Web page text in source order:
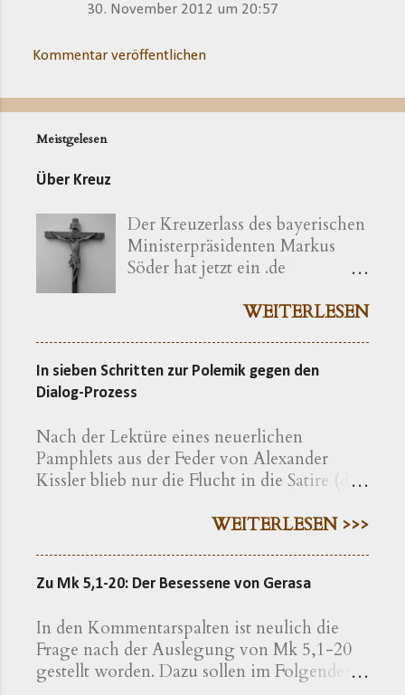
30. November 2012 um 20:57
Kommentar veröffentlichen
Meistgelesen
Über Kreuz
Der Kreuzerlass des bayerischen
Ministerpräsidenten Markus
Söder hat jetzt ein .de
Der Vorgang gibt sich im
erkennen. Die »Ökumenische
Erklärung katholischer und
Hochschullehrer der Theologie
zum bayerischen Kreuzerlass am
1.6.2018« wird nachfolgend
»aus Bayern stammenden oder
in Bayern lehrenden
christlichen Theologen« – so
werden die Erstunterzeichner
vorgestellt. Dass Bayern noch
auf eine Weise der Tradition
verbunden ist, wie es andere
Landstriche nicht mehr kennen,
WEITERLESEN
In sieben Schritten zur Polemik gegen den
Dialog-Prozess
Nach der Lektüre eines neuerlichen
Pamphlets aus der Feder von Alexander
Kissler blieb nur die Flucht in die Satire (die
beachten). Der folgende fiktive Text ist ein
Anweisungen finden, nach denen die
1. Lassen Sie sich von Rückschlägen nicht
entmutigen und denken Sie an Ihre Erfolge.
Der Versuch, mithilfe eines » Vatikan-
WEITERLESEN >>>
Zu Mk 5,1-20: Der Besessene von Gerasa
In den Kommentarspalten ist neulich die
Frage nach der Auslegung von Mk 5,1-20
gestellt worden. Dazu sollen im Folgenden